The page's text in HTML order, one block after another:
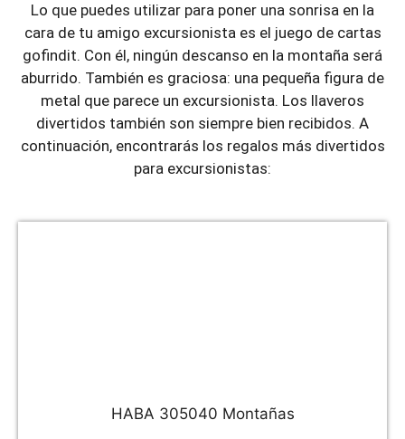
Lo que puedes utilizar para poner una sonrisa en la
cara de tu amigo excursionista es el juego de cartas
gofindit. Con él, ningún descanso en la montaña será
aburrido. También es graciosa: una pequeña figura de
metal que parece un excursionista. Los llaveros
divertidos también son siempre bien recibidos. A
continuación, encontrarás los regalos más divertidos
para excursionistas:
HABA 305040 Montañas